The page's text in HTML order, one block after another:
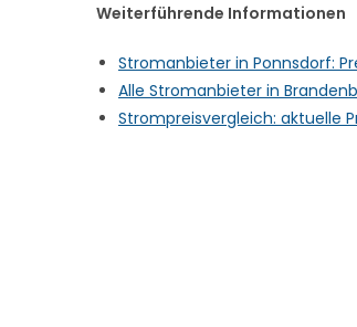
Weiterführende Informationen
Stromanbieter in Ponnsdorf:
Alle Stromanbieter in
Strompreisvergleich: aktuelle